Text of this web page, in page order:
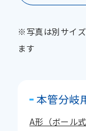
※写真は別サイ
ます
本管分岐
A形（ボール式